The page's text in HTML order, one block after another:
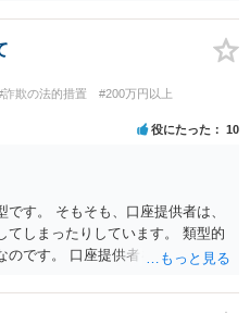
ます。それによって、相手方を信
があります。しばらくすると、
ったので配当が支払えない」とい
なさん暫く待ちますが、結局返
「資金集金役」から回収をしよ
金がありませんし、訴訟を提起し
」には財産がないので回収をする
金を出しているし、もし、これ
ってきます。お金を出している証
有者の「金銭消費貸借契約書」な
詐欺の法的措置
#200万円以上
役にたった 10
す。 そもそも、口座提供者は、
てしまったりしています。 類型的
のです。 口座提供者を訴えた場
ども問題となります。 裁判所の目